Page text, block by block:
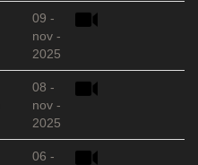
09 -
nov -
2025
08 -
nov -
2025
06 -